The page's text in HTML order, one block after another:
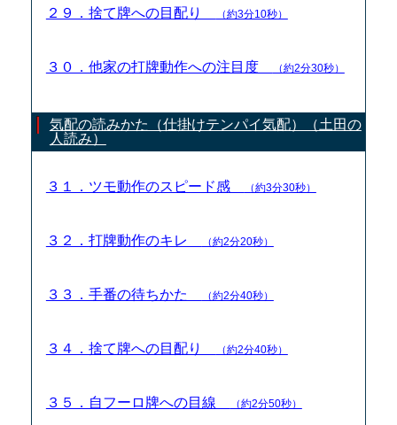
２９．捨て牌への目配り （約3分10秒）
３０．他家の打牌動作への注目度 （約2分30秒）
気配の読みかた（仕掛けテンパイ気配）（土田の
人読み）
３１．ツモ動作のスピード感 （約3分30秒）
３２．打牌動作のキレ （約2分20秒）
３３．手番の待ちかた （約2分40秒）
３４．捨て牌への目配り （約2分40秒）
３５．自フーロ牌への目線 （約2分50秒）